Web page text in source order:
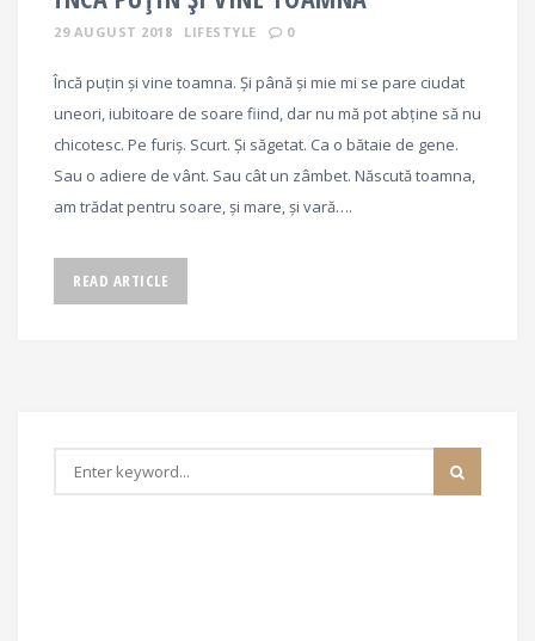
29 AUGUST 2018 LIFESTYLE 0
Încă puțin și vine toamna. Și până și mie mi se pare ciudat
uneori, iubitoare de soare fiind, dar nu mă pot abține să nu
chicotesc. Pe furiș. Scurt. Și săgetat. Ca o bătaie de gene.
Sau o adiere de vânt. Sau cât un zâmbet. Născută toamna,
am trădat pentru soare, și mare, și vară….
READ ARTICLE